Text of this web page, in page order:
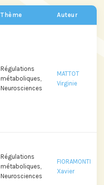
Thème Auteur
Régulations
métaboliques,
Neurosciences
MATTOT
Virginie
Régulations
métaboliques,
Neurosciences
FIORAMONTI
Xavier